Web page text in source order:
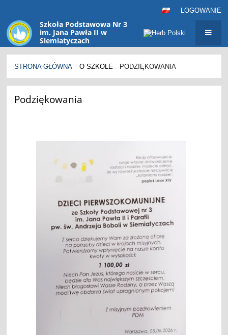
LOGOWANIE
Szkoła Podstawowa Nr 3
im. Jana Pawła II w
Siemiatyczach
sp3@siemiatycze.eu
STRONA GŁÓWNA O SZKOLE PODZIĘKOWANIA
Podziękowania
Podziękowania